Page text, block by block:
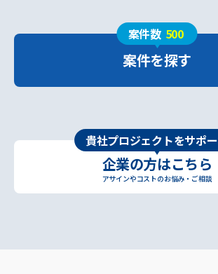
案件数 500
案件を探す
貴社プロジェクトをサポ
企業の方はこちら
アサインやコストのお悩み・ご相談